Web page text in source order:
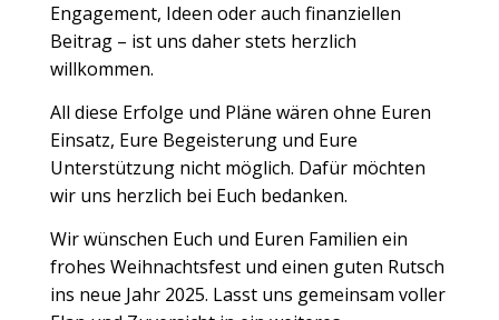
Engagement, Ideen oder auch finanziellen
Beitrag – ist uns daher stets herzlich
willkommen.
All diese Erfolge und Pläne wären ohne Euren
Einsatz, Eure Begeisterung und Eure
Unterstützung nicht möglich. Dafür möchten
wir uns herzlich bei Euch bedanken.
Wir wünschen Euch und Euren Familien ein
frohes Weihnachtsfest und einen guten Rutsch
ins neue Jahr 2025. Lasst uns gemeinsam voller